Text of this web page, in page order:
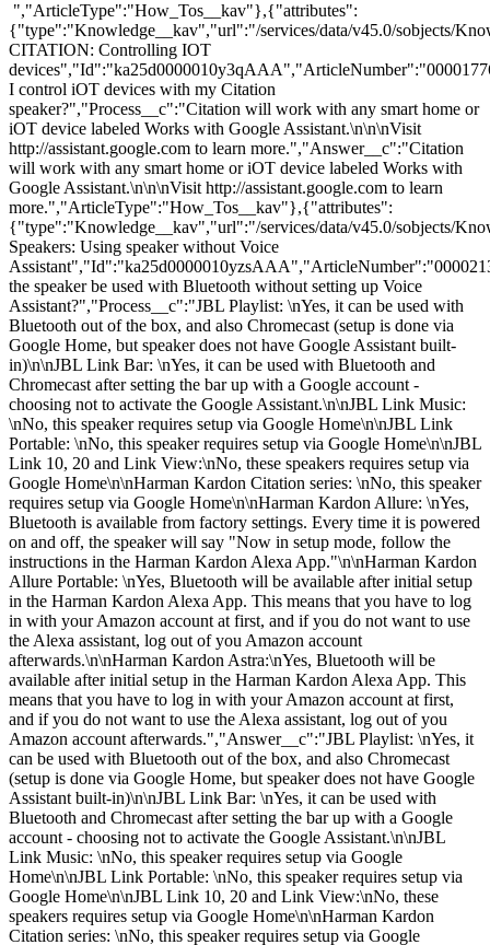
","ArticleType":"How_Tos__kav"},{"attributes":
{"type":"Knowledge__kav","url":"/services/data/v45.0/sobjects/
CITATION: Controlling IOT
I control iOT devices with my Citation
speaker?","Process__c":"Citation will work with any smart home or
iOT device labeled Works with Google Assistant.\n\n\nVisit
http://assistant.google.com to learn more.","Answer__c":"Citation
will work with any smart home or iOT device labeled Works with
Google Assistant.\n\n\nVisit http://assistant.google.com to learn
more.","ArticleType":"How_Tos__kav"},{"attributes":
{"type":"Knowledge__kav","url":"/services/data/v45.0/sobjects/
Speakers: Using speaker without Voice
the speaker be used with Bluetooth without setting up Voice
Assistant?","Process__c":"JBL Playlist: \nYes, it can be used with
Bluetooth out of the box, and also Chromecast (setup is done via
Google Home, but speaker does not have Google Assistant built-
in)\n\nJBL Link Bar: \nYes, it can be used with Bluetooth and
Chromecast after setting the bar up with a Google account -
choosing not to activate the Google Assistant.\n\nJBL Link Music:
\nNo, this speaker requires setup via Google Home\n\nJBL Link
Portable: \nNo, this speaker requires setup via Google Home\n\nJBL
Link 10, 20 and Link View:\nNo, these speakers requires setup via
Google Home\n\nHarman Kardon Citation series: \nNo, this speaker
requires setup via Google Home\n\nHarman Kardon Allure: \nYes,
Bluetooth is available from factory settings. Every time it is powered
on and off, the speaker will say "Now in setup mode, follow the
instructions in the Harman Kardon Alexa App."\n\nHarman Kardon
Allure Portable: \nYes, Bluetooth will be available after initial setup
in the Harman Kardon Alexa App. This means that you have to log
in with your Amazon account at first, and if you do not want to use
the Alexa assistant, log out of you Amazon account
afterwards.\n\nHarman Kardon Astra:\nYes, Bluetooth will be
available after initial setup in the Harman Kardon Alexa App. This
means that you have to log in with your Amazon account at first,
and if you do not want to use the Alexa assistant, log out of you
Amazon account afterwards.","Answer__c":"JBL Playlist: \nYes, it
can be used with Bluetooth out of the box, and also Chromecast
(setup is done via Google Home, but speaker does not have Google
Assistant built-in)\n\nJBL Link Bar: \nYes, it can be used with
Bluetooth and Chromecast after setting the bar up with a Google
account - choosing not to activate the Google Assistant.\n\nJBL
Link Music: \nNo, this speaker requires setup via Google
Home\n\nJBL Link Portable: \nNo, this speaker requires setup via
Google Home\n\nJBL Link 10, 20 and Link View:\nNo, these
speakers requires setup via Google Home\n\nHarman Kardon
Citation series: \nNo, this speaker requires setup via Google